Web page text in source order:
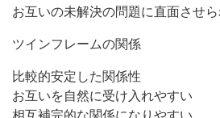
お互いの未解決の問題に直面させ
ツインフレームの関係
比較的安定した関係性
お互いを自然に受け入れやすい
相互補完的な関係になりやすい